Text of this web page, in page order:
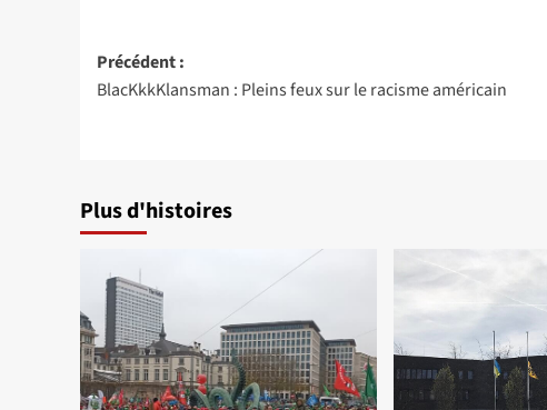
Navigation
d’article
Précédent :
BlacKkkKlansman : Pleins feux sur le racisme américain
Plus d'histoires